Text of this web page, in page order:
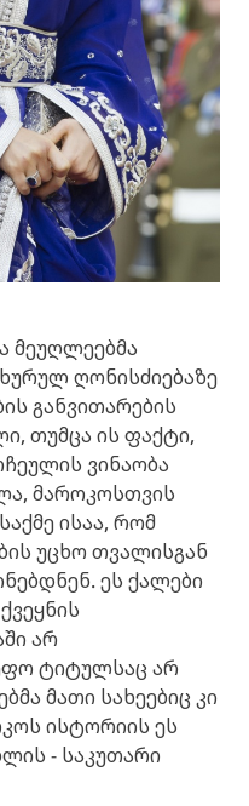
მეუღლეებმა
ღონისძიებაზე
განვითარების
თუმცა ის ფაქტი,
ვინაობა
მაროკოსთვის
ისაა, რომ
უცხო თვალისგან
ეს ქალები
არ
ტიტულსაც არ
მათი სახეებიც კი
ისტორიის ეს
- საკუთარი